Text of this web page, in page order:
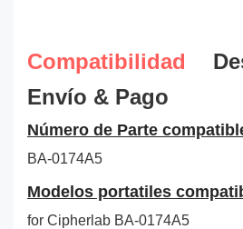
Compatibilidad
Envío & Pago
Número de Parte
BA-0174A5
Modelos portatiles
for Cipherlab BA-0174A5